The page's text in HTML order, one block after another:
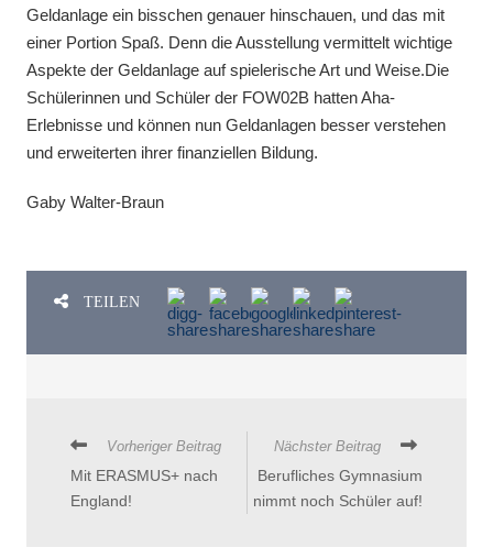
Geldanlage ein bisschen genauer hinschauen, und das mit
einer Portion Spaß. Denn die Ausstellung vermittelt wichtige
Aspekte der Geldanlage auf spielerische Art und Weise.Die
Schülerinnen und Schüler der FOW02B hatten Aha-
Erlebnisse und können nun Geldanlagen besser verstehen
und erweiterten ihrer finanziellen Bildung.
Gaby Walter-Braun
TEILEN
Vorheriger Beitrag
Mit ERASMUS+ nach
England!
Nächster Beitrag
Berufliches Gymnasium
nimmt noch Schüler auf!